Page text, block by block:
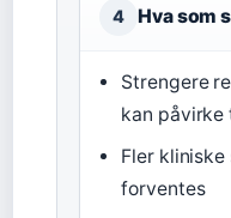
4 Hva som
Strengere
kan
Fler
forventes